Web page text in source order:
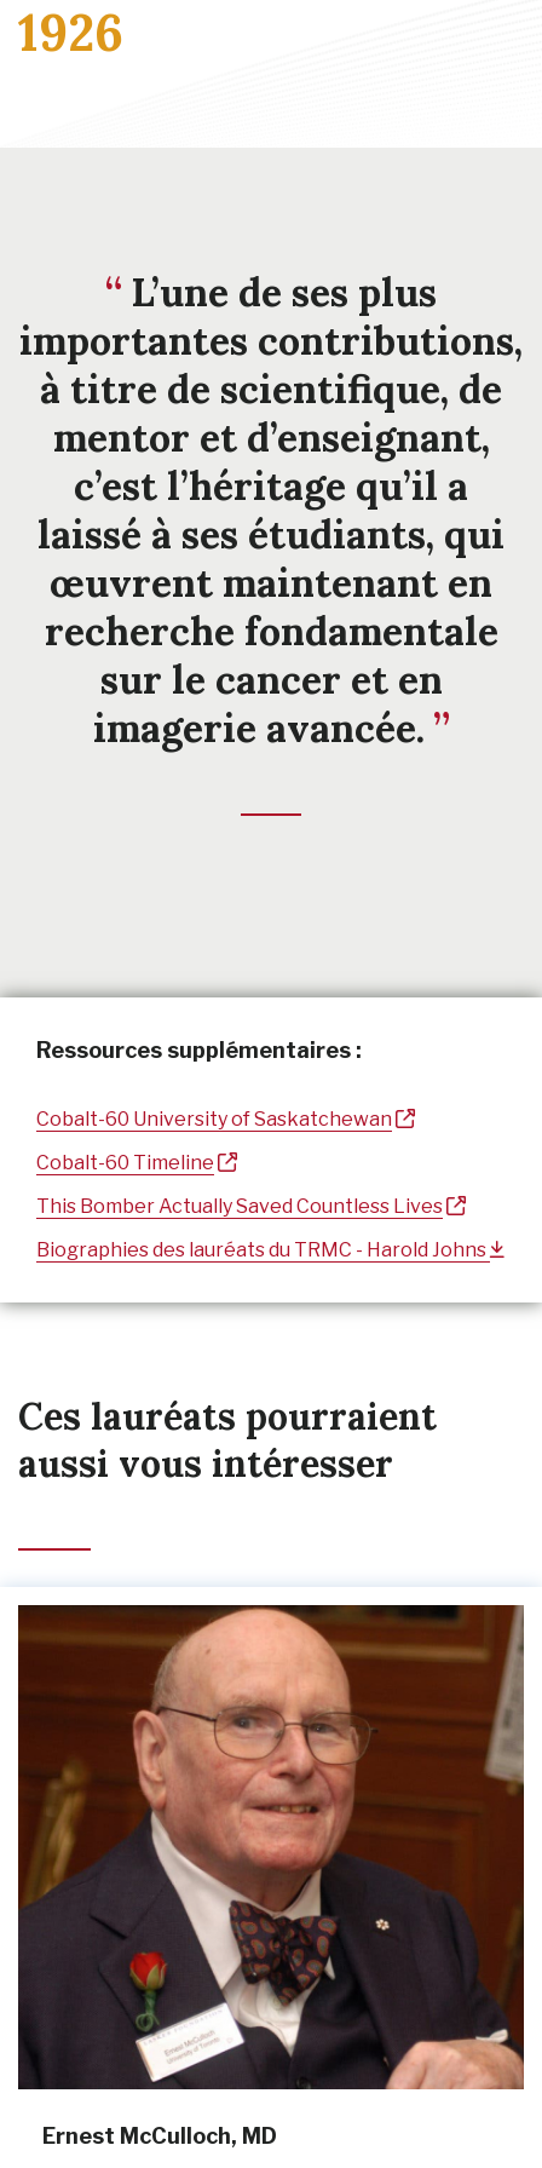
1926
L’une de ses plus
importantes contributions,
à titre de scientifique, de
mentor et d’enseignant,
c’est l’héritage qu’il a
laissé à ses étudiants, qui
œuvrent maintenant en
recherche fondamentale
sur le cancer et en
imagerie avancée.
Ressources supplémentaires :
Cobalt-60 University of Saskatchewan
Cobalt-60 Timeline
This Bomber Actually Saved Countless Lives
Biographies des lauréats du TRMC - Harold Johns
Ces lauréats pourraient
aussi vous intéresser
Ernest McCulloch, MD